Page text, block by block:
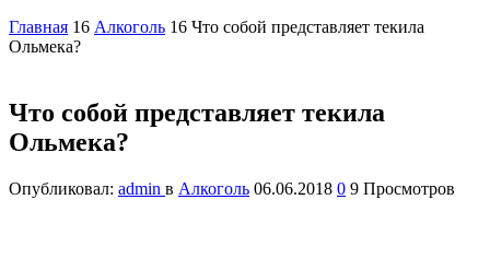
Главная 16 Алкоголь 16 Что собой представляет текила
Ольмека?
Что собой представляет текила
Ольмека?
Опубликовал: admin в Алкоголь 06.06.2018 0 9 Просмотров